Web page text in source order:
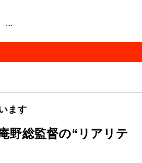
...
ます
野総監督の“リアリテ